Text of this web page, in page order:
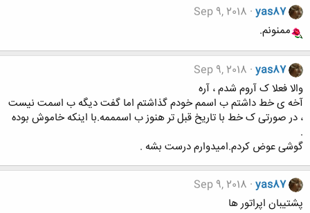
yas87
Sep 9, 2018
ممنونم.
yas87
Sep 9, 2018
والا فعلا ک آروم شدم ، آره
آخه ی خط داشتم ب اسمم خودم گذاشتم اما گفت دیگه ب اسمت نیست
، در صورتی ک خط با تاریخ قبل تر هنوز ب اسمممه.با اینکه خاموش بوده
.
گوشی عوض کردم.اميدوارم درست بشه .
yas87
Sep 9, 2018
پشتیبان اپراتور ها